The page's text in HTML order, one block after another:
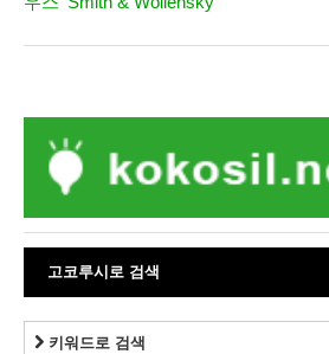
고코루시로 검색
키워드로 검색